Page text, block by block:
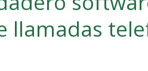
llamadas